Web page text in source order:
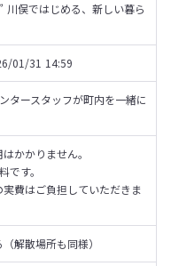
川俣ではじめる、新しい暮ら
01/31 14:59
タースタッフが町内を一緒に
かかりません。
です。
費はご負担していただきま
解散場所も同様）